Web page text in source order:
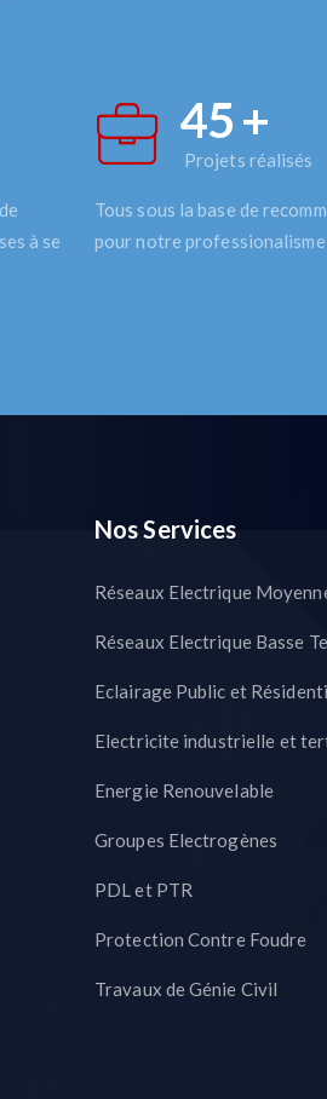
à se
50+
Projets réalisés
Tous sous la base de
pour notre professionalisme
Nos Services
Réseaux Electrique
Réseaux Electrique Basse
Eclairage Public et
Electricite industrielle et
Energie Renouvelable
Groupes Electrogènes
PDL et PTR
Protection Contre Foudre
Travaux de Génie Civil